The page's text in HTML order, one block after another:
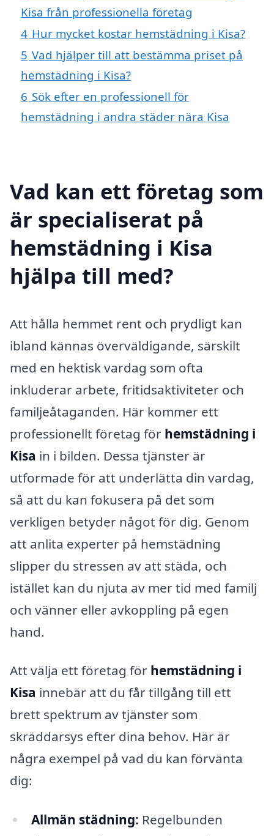
Kisa från professionella företag
4 Hur mycket kostar hemstädning i Kisa?
5 Vad hjälper till att bestämma priset på
hemstädning i Kisa?
6 Sök efter en professionell för
hemstädning i andra städer nära Kisa
Vad kan ett företag som
är specialiserat på
hemstädning i Kisa
hjälpa till med?
Att hålla hemmet rent och prydligt kan
ibland kännas överväldigande, särskilt
med en hektisk vardag som ofta
inkluderar arbete, fritidsaktiviteter och
familjeåtaganden. Här kommer ett
professionellt företag för hemstädning i
Kisa in i bilden. Dessa tjänster är
utformade för att underlätta din vardag,
så att du kan fokusera på det som
verkligen betyder något för dig. Genom
att anlita experter på hemstädning
slipper du stressen av att städa, och
istället kan du njuta av mer tid med familj
och vänner eller avkoppling på egen
hand.
Att välja ett företag för hemstädning i
Kisa innebär att du får tillgång till ett
brett spektrum av tjänster som
skräddarsys efter dina behov. Här är
några exempel på vad du kan förvänta
dig:
Allmän städning: Regelbunden